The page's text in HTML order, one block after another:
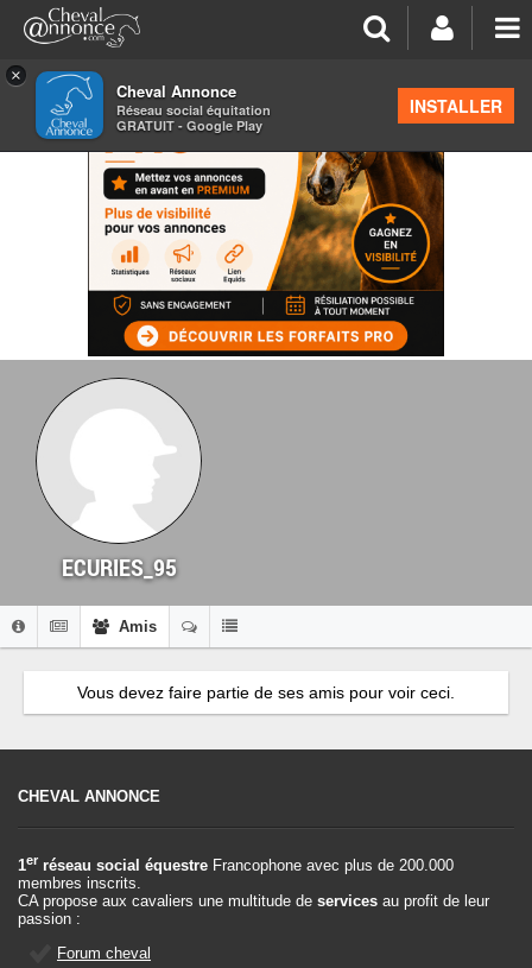
×
Cheval Annonce
Réseau social équitation
GRATUIT - Google Play
INSTALLER
ECURIES_95
Amis
Vous devez faire partie de ses amis pour voir ceci.
CHEVAL ANNONCE
1er réseau social équestre Francophone avec plus de 200.000
membres inscrits.
CA propose aux cavaliers une multitude de services au profit de leur
passion :
Forum cheval